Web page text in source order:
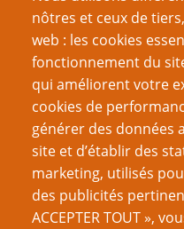
CAPTCHA
nôtres et ceux de
web : les cookies
fonctionnement du
qui améliorent votre
cookies de
générer des données
site et d’établir des
marketing, utilisés
des publicités
ACCEPTER TOUT »,